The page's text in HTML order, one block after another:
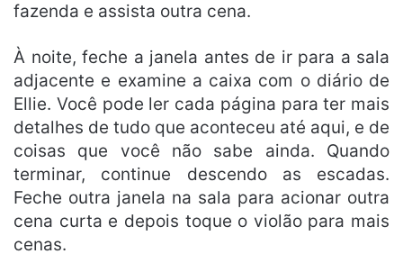
fazenda e assista outra cena.
À noite, feche a janela antes de ir para a sala
adjacente e examine a caixa com o diário de
Ellie. Você pode ler cada página para ter mais
detalhes de tudo que aconteceu até aqui, e de
coisas que você não sabe ainda. Quando
terminar, continue descendo as escadas.
Feche outra janela na sala para acionar outra
cena curta e depois toque o violão para mais
cenas.